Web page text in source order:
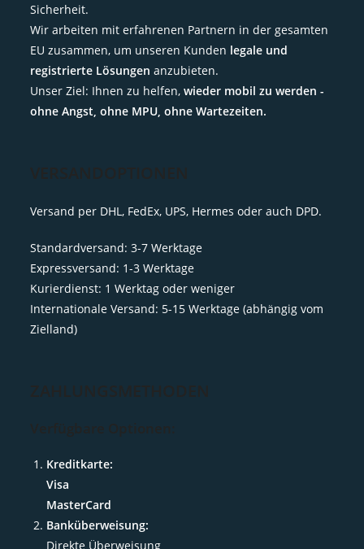
Sicherheit.
Wir arbeiten mit erfahrenen Partnern in der gesamten
EU zusammen, um unseren Kunden legale und
registrierte Lösungen anzubieten.
Unser Ziel: Ihnen zu helfen,wieder mobil zu werden -
ohne Angst, ohne MPU, ohne Wartezeiten.
Versand per DHL, FedEx, UPS, Hermes oder auch DPD.
Standardversand: 3-7 Werktage
Expressversand: 1-3 Werktage
Kurierdienst: 1 Werktag oder weniger
Internationale Versand: 5-15 Werktage (abhängig vom
Zielland)
Kreditkarte:
Visa
MasterCard
Banküberweisung:
Direkte Überweisung